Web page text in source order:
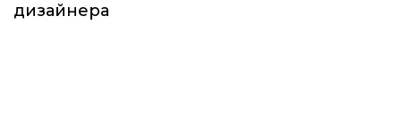
дизайнера